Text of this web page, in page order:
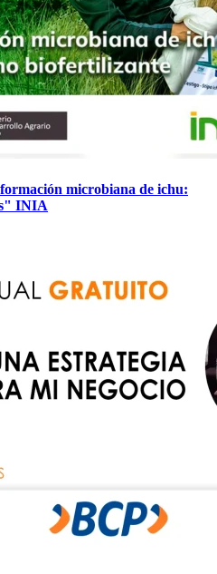
microbiana de ichu:
INIA